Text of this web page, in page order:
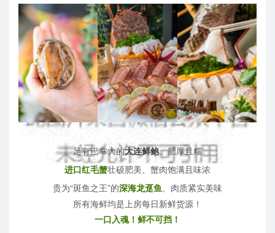
足有巴掌大的大连鲜鲍、肥厚且糯
进口红毛蟹壮硕肥美、 蟹肉饱满且味浓
贵为“斑鱼之王”的深海龙趸鱼、 肉质紧实美味
所有海鲜均是上房每日新鲜货源！
一口入魂！ 鲜不可挡！